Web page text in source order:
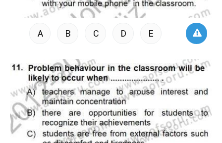
A B C D E